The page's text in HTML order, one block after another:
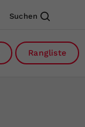
Suchen
Rangliste